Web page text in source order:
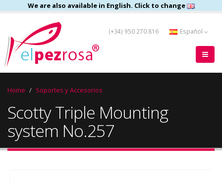
We are also available in English. Click to change
(+34) 950 270 816 Español
Home Soportes y Accesorios
Scotty Triple Mounting
system No.257